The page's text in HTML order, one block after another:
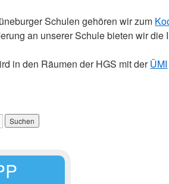
Schulen gehören wir zum
an unserer Schule bieten wir die
in den Räumen der HGS mit derÜMI